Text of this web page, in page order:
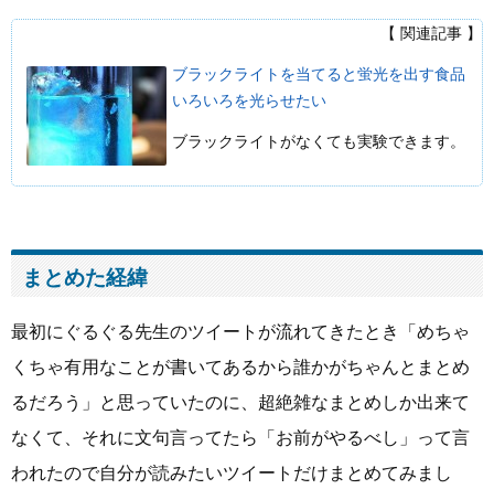
【 関連記事 】
ブラックライトを当てると蛍光を出す食品
いろいろを光らせたい
ブラックライトがなくても実験できます。
まとめた経緯
最初にぐるぐる先生のツイートが流れてきたとき「めちゃ
くちゃ有用なことが書いてあるから誰かがちゃんとまとめ
るだろう」と思っていたのに、超絶雑なまとめしか出来て
なくて、それに文句言ってたら「お前がやるべし」って言
われたので自分が読みたいツイートだけまとめてみまし